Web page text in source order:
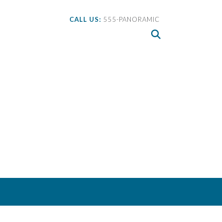
CALL US: 555-PANORAMIC